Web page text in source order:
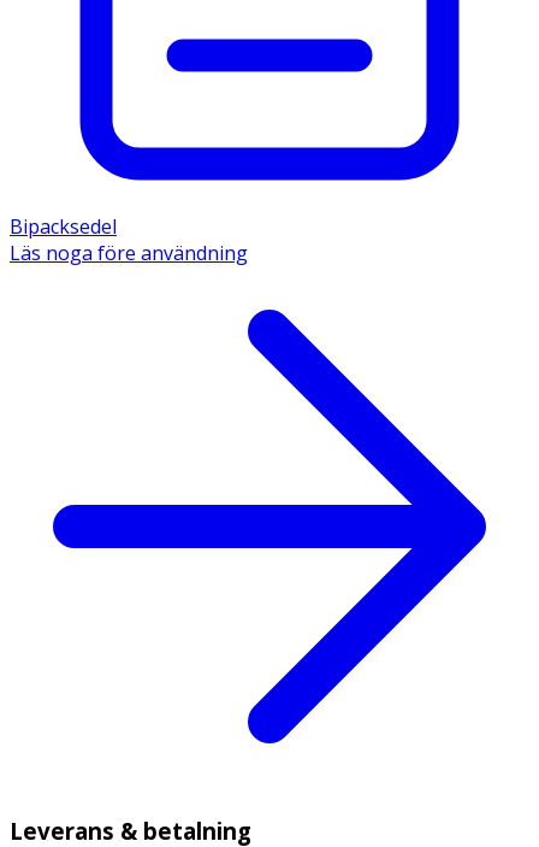
Bipacksedel
Läs noga före användning
Leverans & betalning